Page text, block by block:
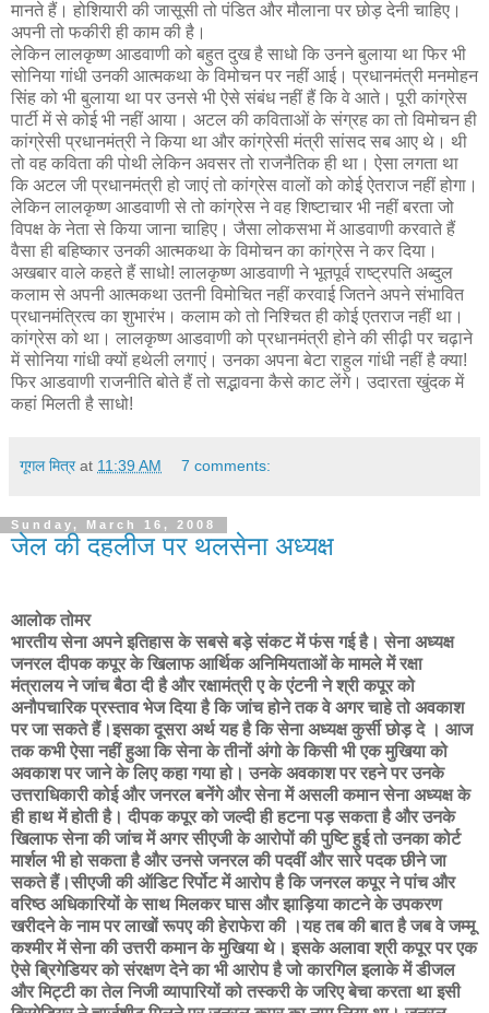
मानते हैं। होशियारी की जासूसी तो पंडित और मौलाना पर छोड़ देनी चाहिए।
अपनी तो फकीरी ही काम की है।
लेकिन लालकृष्ण आडवाणी को बहुत दुख है साधो कि उनने बुलाया था फिर भी
सोनिया गांधी उनकी आत्मकथा के विमोचन पर नहीं आई। प्रधानमंत्री मनमोहन
सिंह को भी बुलाया था पर उनसे भी ऐसे संबंध नहीं हैं कि वे आते। पूरी कांग्रेस
पार्टी में से कोई भी नहीं आया। अटल की कविताओं के संग्रह का तो विमोचन ही
कांग्रेसी प्रधानमंत्री ने किया था और कांग्रेसी मंत्री सांसद सब आए थे। थी
तो वह कविता की पोथी लेकिन अवसर तो राजनैतिक ही था। ऐसा लगता था
कि अटल जी प्रधानमंत्री हो जाएं तो कांग्रेस वालों को कोई ऐतराज नहीं होगा।
लेकिन लालकृष्ण आडवाणी से तो कांग्रेस ने वह शिष्टाचार भी नहीं बरता जो
विपक्ष के नेता से किया जाना चाहिए। जैसा लोकसभा में आडवाणी करवाते हैं
वैसा ही बहिष्कार उनकी आत्मकथा के विमोचन का कांग्रेस ने कर दिया।
अखबार वाले कहते हैं साधो! लालकृष्ण आडवाणी ने भूतपूर्व राष्ट्रपति अब्दुल
कलाम से अपनी आत्मकथा उतनी विमोचित नहीं करवाई जितने अपने संभावित
प्रधानमंत्रित्व का शुभारंभ। कलाम को तो निश्चित ही कोई एतराज नहीं था।
कांग्रेस को था। लालकृष्ण आडवाणी को प्रधानमंत्री होने की सीढ़ी पर चढ़ाने
में सोनिया गांधी क्यों हथेली लगाएं। उनका अपना बेटा राहुल गांधी नहीं है क्या!
फिर आडवाणी राजनीति बोते हैं तो सद्भावना कैसे काट लेंगे। उदारता खुंदक में
कहां मिलती है साधो!
गूगल मित्र at 11:39 AM 7 comments:
Sunday, March 16, 2008
जेल की दहलीज पर थलसेना अध्यक्ष
आलोक तोमर
भारतीय सेना अपने इतिहास के सबसे बड़े संकट में फंस गई है। सेना अध्यक्ष
जनरल दीपक कपूर के खिलाफ आर्थिक अनिमियताओं के मामले में रक्षा
मंत्रालय ने जांच बैठा दी है और रक्षामंत्री ए के एंटनी ने श्री कपूर को
अनौपचारिक प्रस्ताव भेज दिया है कि जांच होने तक वे अगर चाहे तो अवकाश
पर जा सकते हैं।इसका दूसरा अर्थ यह है कि सेना अध्यक्ष कुर्सी छोड़ दे । आज
तक कभी ऐसा नहीं हुआ कि सेना के तीनों अंगो के किसी भी एक मुखिया को
अवकाश पर जाने के लिए कहा गया हो। उनके अवकाश पर रहने पर उनके
उत्तराधिकारी कोई और जनरल बनेंगे और सेना में असली कमान सेना अध्यक्ष के
ही हाथ में होती है। दीपक कपूर को जल्दी ही हटना पड़ सकता है और उनके
खिलाफ सेना की जांच में अगर सीएजी के आरोपों की पुष्टि हुई तो उनका कोर्ट
मार्शल भी हो सकता है और उनसे जनरल की पदवीं और सारे पदक छीने जा
सकते हैं।सीएजी की ऑडिट रिर्पोट में आरोप है कि जनरल कपूर ने पांच और
वरिष्ठ अधिकारियों के साथ मिलकर घास और झाड़िया काटने के उपकरण
खरीदने के नाम पर लाखों रूपए की हेराफेरा की ।यह तब की बात है जब वे जम्मू
कश्मीर में सेना की उत्तरी कमान के मुखिया थे। इसके अलावा श्री कपूर पर एक
ऐसे ब्रिगेडियर को संरक्षण देने का भी आरोप है जो कारगिल इलाके में डीजल
और मिट्टी का तेल निजी व्यापारियों को तस्करी के जरिए बेचा करता था इसी